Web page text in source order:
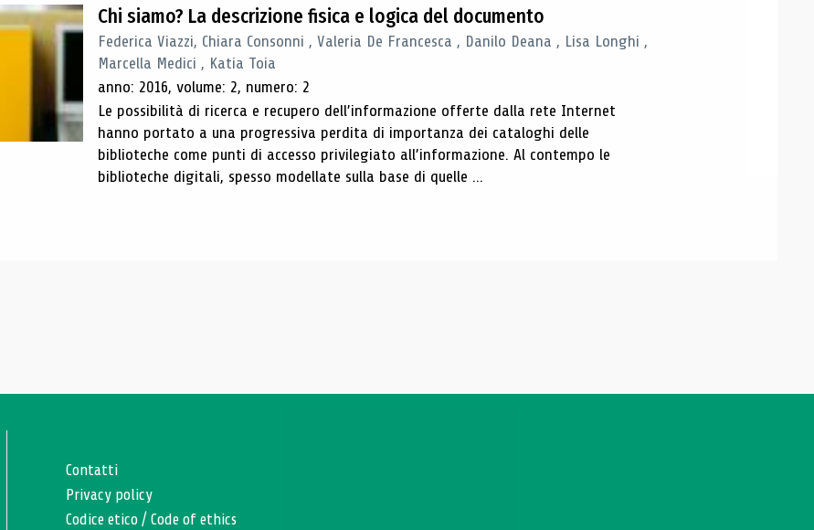
Chi siamo? La descrizione fisica e logica del documento
Federica Viazzi, Chiara Consonni , Valeria De Francesca , Danilo Deana , Lisa Longhi ,
Marcella Medici , Katia Toia
anno: 2016, volume: 2, numero: 2
Le possibilità di ricerca e recupero dell’informazione offerte dalla rete Internet
hanno portato a una progressiva perdita di importanza dei cataloghi delle
biblioteche come punti di accesso privilegiato all’informazione. Al contempo le
biblioteche digitali, spesso modellate sulla base di quelle ...
Contatti
Privacy policy
Codice etico /Code of ethics